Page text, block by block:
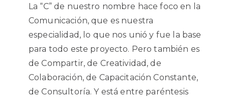
La “C” de nuestro nombre hace foco en la
Comunicación, que es nuestra
especialidad, lo que nos unió y fue la base
para todo este proyecto. Pero también es
de Compartir, de Creatividad, de
Colaboración, de Capacitación Constante,
de Consultoría. Y está entre paréntesis